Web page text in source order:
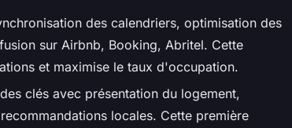
des calendriers, optimisation des
sur Airbnb, Booking, Abritel. Cette
et maximise le taux d'occupation.
clés avec présentation du logement,
locales. Cette première